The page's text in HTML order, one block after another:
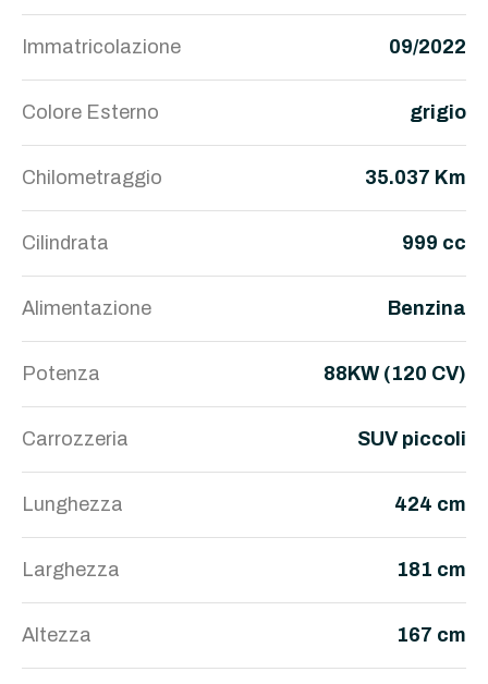
Immatricolazione 09/2022
Colore Esterno grigio
Chilometraggio 35.037 Km
Cilindrata 999 cc
Alimentazione Benzina
Potenza 88KW (120 CV)
Carrozzeria SUV piccoli
Lunghezza 424 cm
Larghezza 181 cm
Altezza 167 cm